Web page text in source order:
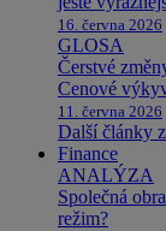
16. června 2026
GLOSA
Čerstvé
Cenové
11. června 2026
Další články
Finance
ANALÝZA
Společná
režim?